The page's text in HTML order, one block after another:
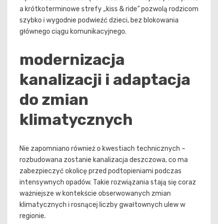
a krótkoterminowe strefy „kiss & ride” pozwolą rodzicom
szybko i wygodnie podwieźć dzieci, bez blokowania
głównego ciągu komunikacyjnego.
modernizacja
kanalizacji i adaptacja
do zmian
klimatycznych
Nie zapomniano również o kwestiach technicznych –
rozbudowana zostanie kanalizacja deszczowa, co ma
zabezpieczyć okolicę przed podtopieniami podczas
intensywnych opadów. Takie rozwiązania stają się coraz
ważniejsze w kontekście obserwowanych zmian
klimatycznych i rosnącej liczby gwałtownych ulew w
regionie.